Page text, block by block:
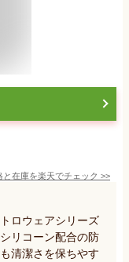
と在庫を楽天でチェック >>
ロウェアシリーズ
リコーン配合の防
清潔さを保ちやす